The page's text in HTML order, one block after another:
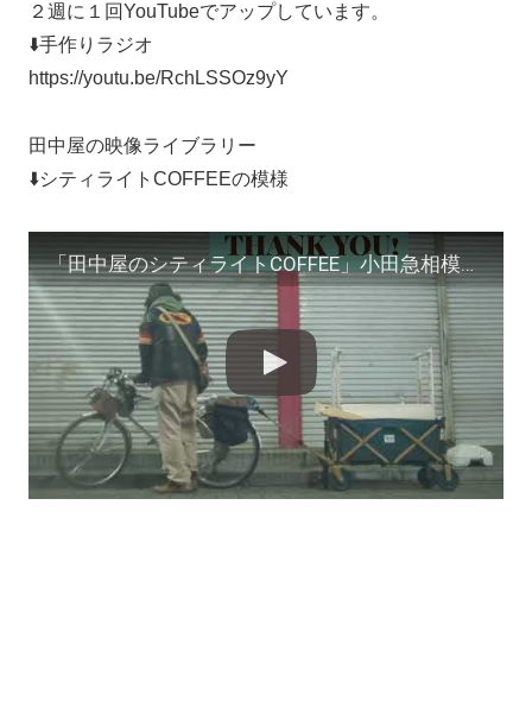
２週に１回YouTubeでアップしています。
⬇️手作りラジオ
https://youtu.be/RchLSSOz9yY
田中屋の映像ライブラリー
⬇️シティライトCOFFEEの模様
「田中屋のシティライトCOFFEE」小田急相模原 初出店篇